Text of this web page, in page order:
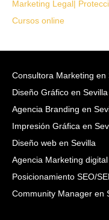
Marketing Legal|
Cursos online
Consultora Marketing en
Diseño Gráfico en Sevilla
Agencia Branding en
Impresión Gráfica en
Diseño web en Sevilla
Agencia Marketing digital
Posicionamiento SEO/
Community Manager en